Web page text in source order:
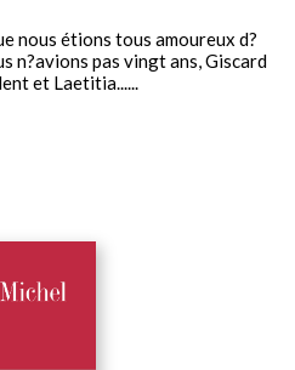
nous étions tous amoureux d?
n?avions pas vingt ans, Giscard
et Laetitia......